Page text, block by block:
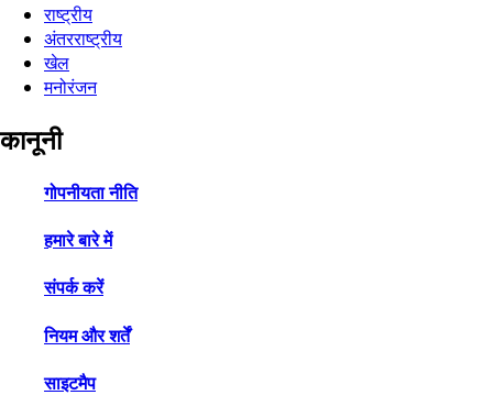
राष्ट्रीय
अंतरराष्ट्रीय
खेल
मनोरंजन
कानूनी
गोपनीयता नीति
हमारे बारे में
संपर्क करें
नियम और शर्तें
साइटमैप